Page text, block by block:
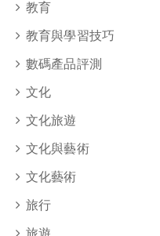
教育
教育與學習技巧
數碼產品評測
文化
文化旅遊
文化與藝術
文化藝術
旅行